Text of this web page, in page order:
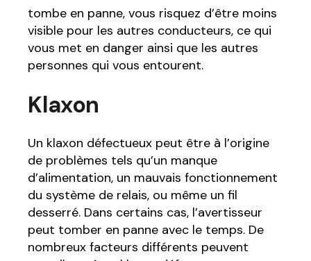
tombe en panne, vous risquez d’être moins
visible pour les autres conducteurs, ce qui
vous met en danger ainsi que les autres
personnes qui vous entourent.
Klaxon
Un klaxon défectueux peut être à l’origine
de problèmes tels qu’un manque
d’alimentation, un mauvais fonctionnement
du système de relais, ou même un fil
desserré. Dans certains cas, l’avertisseur
peut tomber en panne avec le temps. De
nombreux facteurs différents peuvent